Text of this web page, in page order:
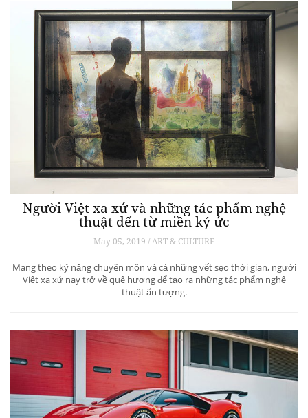
Người Việt xa xứ và những tác phẩm nghệ
thuật đến từ miền ký ức
May 05, 2019 / ART & CULTURE
Mang theo kỹ năng chuyên môn và cả những vết sẹo thời gian, người
Việt xa xứ nay trở về quê hương để tạo ra những tác phẩm nghệ
thuật ấn tượng.